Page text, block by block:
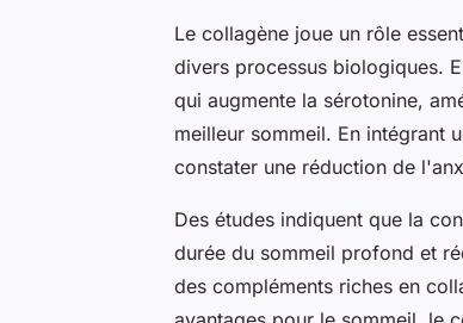
Le collagène joue un rôle
divers processus biologiques.
qui augmente la sérotonine,
meilleur sommeil. En intégrant
constater une réduction de
Des études indiquent que la
durée du sommeil profond et
des compléments riches en